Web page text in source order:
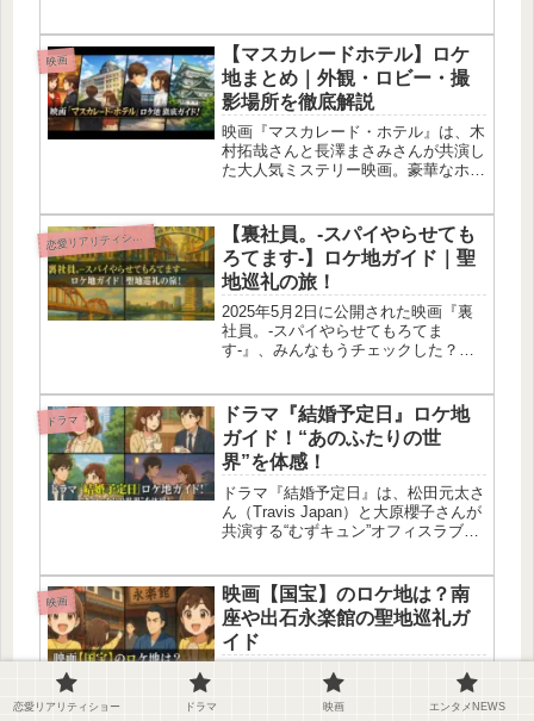
ーリーを映像で楽しめるの。でも九龍
城砦ってもう存在しないから、映画で
は台...
映画
【マスカレードホテル】ロケ
地まとめ｜外観・ロビー・撮
影場所を徹底解説
映画『マスカレード・ホテル』は、木
村拓哉さんと長澤まさみさんが共演し
た大人気ミステリー映画。豪華なホテ
するんだよね！この記事では、映画で
使われた外観やロビー、そしてファン
の...
恋
愛リアリティショー
【裏社員。-スパイやらせても
ろてます-】ロケ地ガイド｜聖
地巡礼の旅！
2025年5月2日に公開された映画『裏
社員。-スパイやらせてもろてま
す-』、みんなもうチェックした？
たちの掛け合いがほんま最高すぎた♡
この記事では、映画の舞台になったロ
ケ...
ドラマ
ドラマ『結婚予定日』ロケ地
ガイド！“あのふたりの世
界”を体感！
ドラマ『結婚予定日』は、松田元太さ
ん（Travis Japan）と大原櫻子さんが
共演する“むずキュン”オフィスラブコ
「このシーンのロケ地どこ？」って盛
り上がってるの。実際に候...
映画
映画【国宝】のロケ地は？南
座や出石永楽館の聖地巡礼ガ
イド
2025年6月に公開された映画『国
宝』、もう観た？吉沢亮くんと横浜流
星くんが共演してて、歌舞伎の世界を
恋愛リアリティショー ドラマ 映画 エンタメNEWS